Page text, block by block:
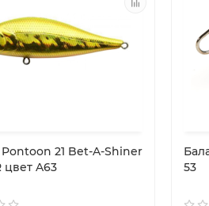
21 Bet-A-Shiner
цвет A63
53